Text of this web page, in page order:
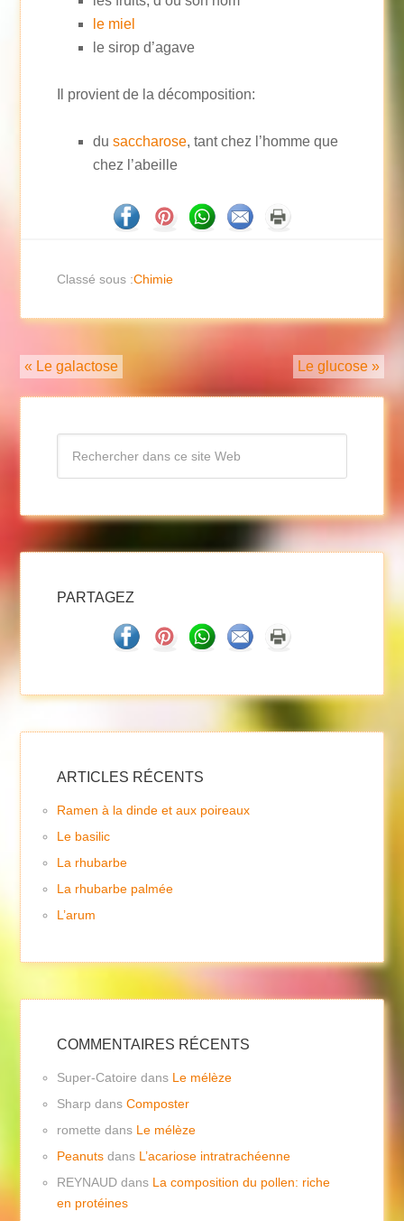
le miel
le sirop d’agave
Il provient de la décomposition:
dusaccharose, tant chez l’homme que
chez l’abeille
Classé sous :Chimie
« Le galactose Le glucose »
PARTAGEZ
ARTICLES RÉCENTS
Ramen à la dinde et aux poireaux
Le basilic
La rhubarbe
La rhubarbe palmée
L’arum
COMMENTAIRES RÉCENTS
Super-Catoire dans Le mélèze
Sharp dansComposter
romette dans Le mélèze
Peanuts dans L’acariose intratrachéenne
REYNAUD dans La composition du pollen: riche
en protéines